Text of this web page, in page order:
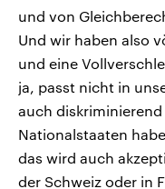
und von
Und wir haben also
und eine
ja, passt nicht in
auch
Nationalstaaten
das wird auch
der Schweiz oder in